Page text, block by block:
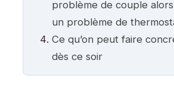
problème de couple alors
un problème de
Ce qu’on peut faire
dès ce soir